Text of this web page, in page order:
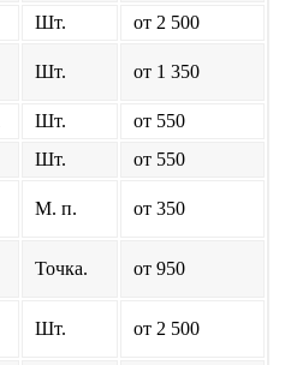
Шт.
от 2 500
Шт. от 1 350
Шт.
от 550
Шт.
от 550
М. п. от 350
Точка. от 950
Шт. от 2 500